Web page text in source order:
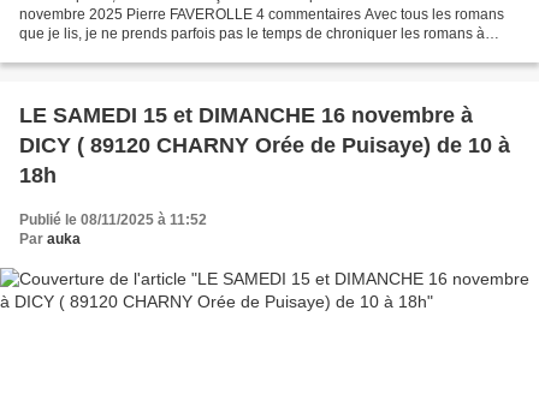
novembre 2025 Pierre FAVEROLLE 4 commentaires Avec tous les romans
que je lis, je ne prends parfois pas le temps de chroniquer les romans à
LE SAMEDI 15 et DIMANCHE 16 novembre à
DICY ( 89120 CHARNY Orée de Puisaye) de 10 à
18h
Publié le 08/11/2025 à 11:52
Par auka